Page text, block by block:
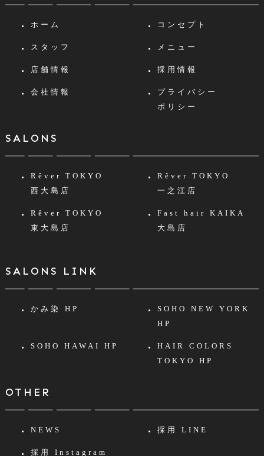
ホーム コンセプト
スタッフ メニュー
店舗情報 採用情報
会社情報
プライバシー
ポリシー
SALONS
Rêver TOKYO
西大島店
Rêver TOKYO
一之江店
Rêver TOKYO
東大島店
Fast hair KAIKA
大島店
SALONS LINK
かみ染 HP
SOHO NEW YORK
HP
SOHO HAWAI HP
HAIR COLORS
TOKYO HP
OTHER
NEWS 採用 LINE
採用 Instagram